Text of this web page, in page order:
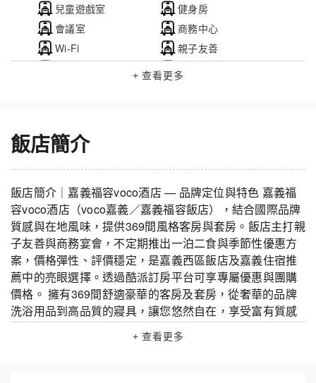
兒童遊戲室
健身房
會議室
商務中心
Wi-Fi
親子友善
餐廳
+ 查看更多
飯店簡介
飯店簡介｜嘉義福容voco酒店 — 品牌定位與特色 嘉義福
容voco酒店（voco嘉義／嘉義福容飯店），結合國際品牌
質感與在地風味，提供369間風格客房與套房。飯店主打親
子友善與商務宴會，不定期推出一泊二食與季節性優惠方
案，價格彈性、評價穩定，是嘉義西區飯店及嘉義住宿推
薦中的亮眼選擇。透過酷派訂房平台可享專屬優惠與團購
價格。 擁有369間舒適豪華的客房及套房，從奢華的品牌
洗浴用品到高品質的寢具，讓您悠然自在，享受富有質感
的獨處時光。 各具風格的餐廳，滿足您的味覺饗宴。Lobb
y Café 提供高品質的咖啡、飲料與輕食；Join’s Café &Bis
+ 查看更多